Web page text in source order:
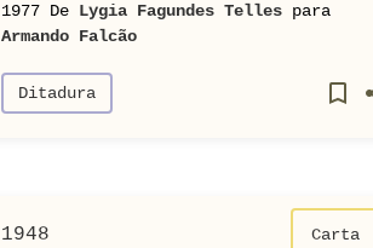
1977 De Lygia Fagundes Telles para
Armando Falcão
Ditadura
1948 Carta